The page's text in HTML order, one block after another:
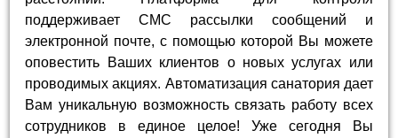
поддерживает СМС рассылки сообщений и
электронной почте, с помощью которой Вы можете
оповестить Ваших клиентов о новых услугах или
проводимых акциях. Автоматизация санатория дает
Вам уникальную возможность связать работу всех
сотрудников в единое целое! Уже сегодня Вы